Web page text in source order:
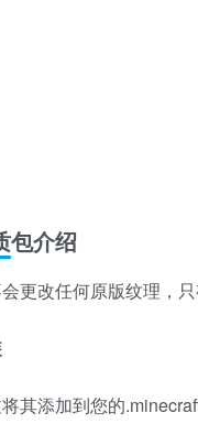
包介绍
更改任何原版纹理，
其添加到您的